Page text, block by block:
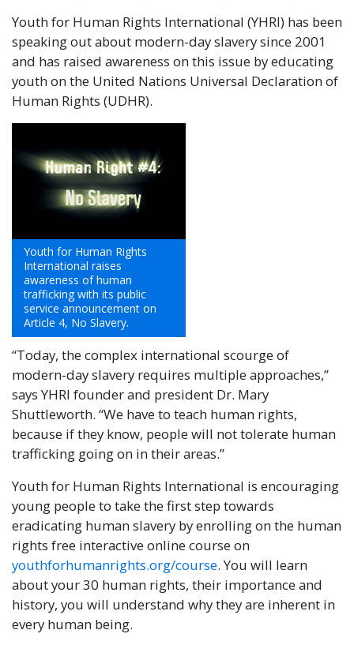
Youth for Human Rights International (YHRI) has been
speaking out about modern-day slavery since 2001
and has raised awareness on this issue by educating
youth on the United Nations Universal Declaration of
Human Rights (UDHR).
Youth for Human Rights
International raises
awareness of human
trafficking with its public
service announcement on
Article 4, No Slavery.
“Today, the complex international scourge of
modern-day slavery requires multiple approaches,”
says YHRI founder and president Dr. Mary
Shuttleworth. “We have to teach human rights,
because if they know, people will not tolerate human
trafficking going on in their areas.”
Youth for Human Rights International is encouraging
young people to take the first step towards
eradicating human slavery by enrolling on the human
rights free interactive online course on
youthforhumanrights.org/course. You will learn
about your 30 human rights, their importance and
history, you will understand why they are inherent in
every human being.